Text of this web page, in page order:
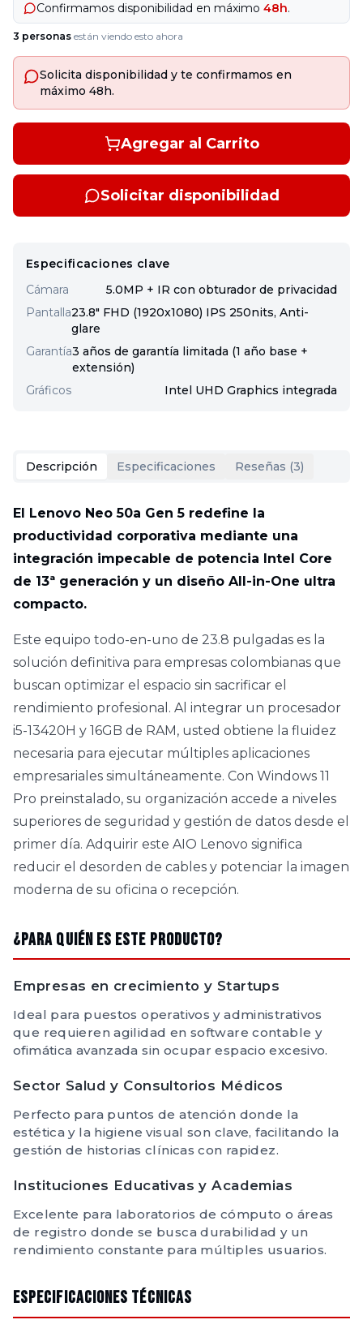
Confirmamos disponibilidad en máximo 48h.
3 personas están viendo esto ahora
Solicita disponibilidad y te confirmamos en
máximo 48h.
Agregar al Carrito
Solicitar disponibilidad
Especificaciones clave
Cámara
5.0MP + IR con obturador de privacidad
Pantalla23.8" FHD (1920x1080) IPS 250nits, Anti-
glare
Garantía3 años de garantía limitada (1 año base +
extensión)
Gráficos
Intel UHD Graphics integrada
Descripción Especificaciones Reseñas (3)
El Lenovo Neo 50a Gen 5 redefine la
productividad corporativa mediante una
integración impecable de potencia Intel Core
de 13ª generación y un diseño All-in-One ultra
compacto.
Este equipo todo-en-uno de 23.8 pulgadas es la
solución definitiva para empresas colombianas que
buscan optimizar el espacio sin sacrificar el
rendimiento profesional. Al integrar un procesador
i5-13420H y 16GB de RAM, usted obtiene la fluidez
necesaria para ejecutar múltiples aplicaciones
empresariales simultáneamente. Con Windows 11
Pro preinstalado, su organización accede a niveles
superiores de seguridad y gestión de datos desde el
primer día. Adquirir este AIO Lenovo significa
reducir el desorden de cables y potenciar la imagen
moderna de su oficina o recepción.
¿Para quién es este producto?
Empresas en crecimiento y Startups
Ideal para puestos operativos y administrativos
que requieren agilidad en software contable y
ofimática avanzada sin ocupar espacio excesivo.
Sector Salud y Consultorios Médicos
Perfecto para puntos de atención donde la
estética y la higiene visual son clave, facilitando la
gestión de historias clínicas con rapidez.
Instituciones Educativas y Academias
Excelente para laboratorios de cómputo o áreas
de registro donde se busca durabilidad y un
rendimiento constante para múltiples usuarios.
Especificaciones Técnicas